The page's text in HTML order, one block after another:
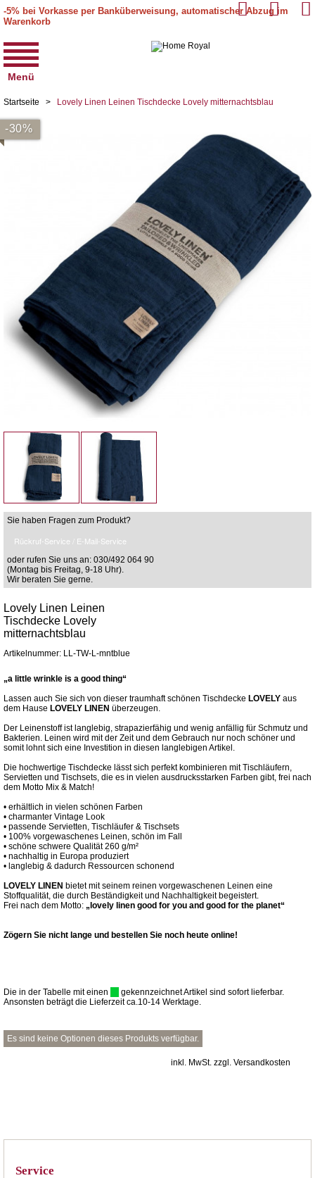
-5% bei Vorkasse per Banküberweisung, automatischer Abzug im
Warenkorb
Menü
Startseite > Lovely Linen Leinen Tischdecke Lovely mitternachtsblau
-30%
Sie haben Fragen zum Produkt?
Rückruf-Service / E-Mail-Service
oder rufen Sie uns an: 030/492 064 90
(Montag bis Freitag, 9-18 Uhr).
Wir beraten Sie gerne.
Lovely Linen Leinen
Tischdecke Lovely
mitternachtsblau
Artikelnummer: LL-TW-L-mntblue
„a little wrinkle is a good thing“
Lassen auch Sie sich von dieser traumhaft schönen Tischdecke LOVELY aus
dem Hause LOVELY LINEN überzeugen.
Der Leinenstoff ist langlebig, strapazierfähig und wenig anfällig für Schmutz und
Bakterien. Leinen wird mit der Zeit und dem Gebrauch nur noch schöner und
somit lohnt sich eine Investition in diesen langlebigen Artikel.
Die hochwertige Tischdecke lässt sich perfekt kombinieren mit Tischläufern,
Servietten und Tischsets, die es in vielen ausdrucksstarken Farben gibt, frei nach
dem Motto Mix & Match!
• erhältlich in vielen schönen Farben
• charmanter Vintage Look
• passende Servietten, Tischläufer & Tischsets
• 100% vorgewaschenes Leinen, schön im Fall
• schöne schwere Qualität 260 g/m²
• nachhaltig in Europa produziert
• langlebig & dadurch Ressourcen schonend
LOVELY LINEN bietet mit seinem reinen vorgewaschenen Leinen eine
Stoffqualität, die durch Beständigkeit und Nachhaltigkeit begeistert.
Frei nach dem Motto: „lovely linen good for you and good for the planet“
Zögern Sie nicht lange und bestellen Sie noch heute online!
Die in der Tabelle mit einen
gekennzeichnet Artikel sind sofort lieferbar.
Ansonsten beträgt die Lieferzeit ca.10-14 Werktage.
Es sind keine Optionen dieses Produkts verfügbar.
inkl. MwSt. zzgl. Versandkosten
Service